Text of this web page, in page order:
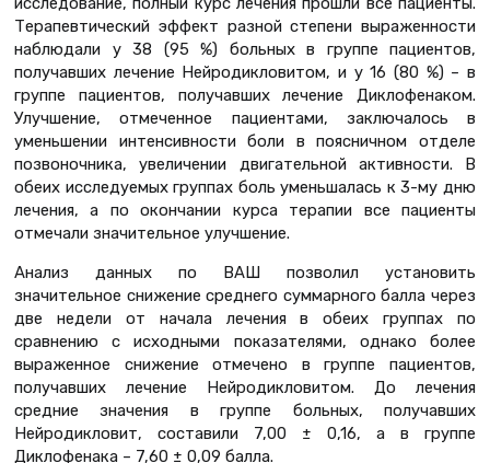
Терапевтический эффект разной степени выраженности
наблюдали у 38 (95 %) больных в группе пациентов,
получавших лечение Нейродикловитом, и у 16 (80 %) – в
группе пациентов, получавших лечение Диклофенаком.
Улучшение, отмеченное пациентами, заключалось в
уменьшении интенсивности боли в поясничном отделе
позвоночника, увеличении двигательной активности. В
обеих исследуемых группах боль уменьшалась к 3-му дню
лечения, а по окончании курса терапии все пациенты
отмечали значительное улучшение.
Анализ данных по ВАШ позволил установить
значительное снижение среднего суммарного балла через
две недели от начала лечения в обеих группах по
сравнению с исходными показателями, однако более
выраженное снижение отмечено в группе пациентов,
получавших лечение Нейродикловитом. До лечения
средние значения в группе больных, получавших
Нейродикловит, составили 7,00 ± 0,16, а в группе
Диклофенака – 7,60 ± 0,09 балла.